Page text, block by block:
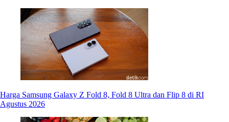
Harga Samsung Galaxy Z Fold 8, Fold 8 Ultra dan Flip 8 di RI
Agustus 2026